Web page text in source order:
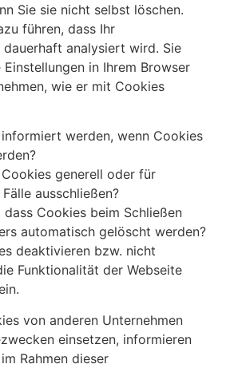
Sie sie nicht selbst löschen.
führen, dass Ihr
analysiert wird. Sie
in Ihrem Browser
wie er mit Cookies
informiert werden, wenn Cookies
generell oder für
ausschließen?
dass Cookies beim Schließen
automatisch gelöscht werden?
deaktivieren bzw. nicht
Funktionalität der Webseite
von anderen Unternehmen
einsetzen, informieren
Rahmen dieser